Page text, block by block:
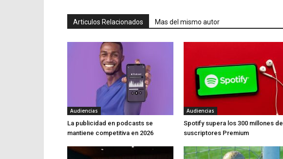
Articulos Relacionados Mas del mismo autor
Audiencias
La publicidad en podcasts se
mantiene competitiva en 2026
Audiencias
Spotify supera los 300 millones de
suscriptores Premium